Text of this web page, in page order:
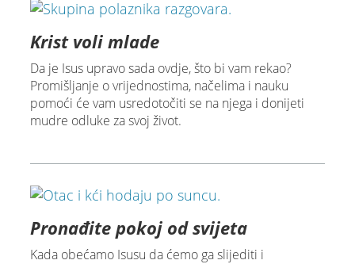
Krist voli mlade
Da je Isus upravo sada ovdje, što bi vam rekao?
Promišljanje o vrijednostima, načelima i nauku
pomoći će vam usredotočiti se na njega i donijeti
mudre odluke za svoj život.
Pronađite pokoj od svijeta
Kada obećamo Isusu da ćemo ga slijediti i